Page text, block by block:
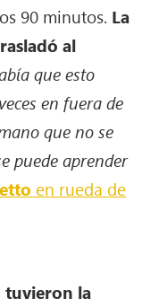
90 minutos. La
al
que esto
en fuera de
que no se
puede aprender
en rueda de
la